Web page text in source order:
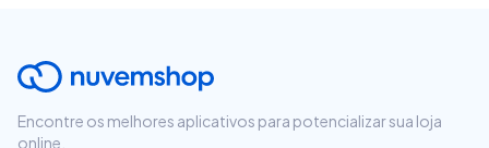
Encontre os melhores aplicativos para potencializar sua loja
online.